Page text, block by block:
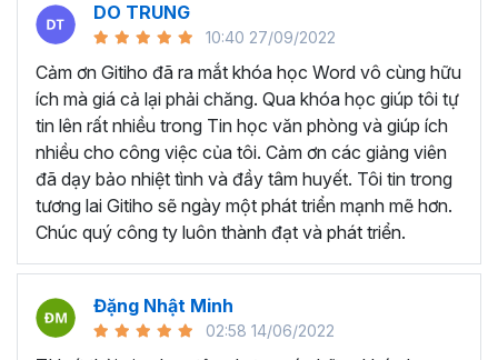
các tài liệu liên quan trên Microsoft Word.
KHÓA HỌC TUYỆT ĐỈNH
WORD DÀNH CHO AI?
Bất kể ai đang có mong muốn học về Microsoft Word,
khóa học này đều phù hợp dù bạn làm việc ở lĩnh vực hay
ngành nghề nào:
Sinh viên, học sinh muốn dùng Word để làm đồ án,
luận văn.
Nhân viên văn phòng dùng Word để hoàn thành các
nghiệp vụ như soạn thảo văn bản, hợp đồng, báo
cáo,...
DO TRUNG
10:40 27/09/2022
Cảm ơn Gitiho đã ra mắt khóa học Word vô cùng hữu
ích mà giá cả lại phải chăng. Qua khóa học giúp tôi tự
tin lên rất nhiều trong Tin học văn phòng và giúp ích
nhiều cho công việc của tôi. Cảm ơn các giảng viên
đã dạy bảo nhiệt tình và đầy tâm huyết. Tôi tin trong
tương lai Gitiho sẽ ngày một phát triển mạnh mẽ hơn.
Chúc quý công ty luôn thành đạt và phát triển.
Đặng Nhật Minh
02:58 14/06/2022